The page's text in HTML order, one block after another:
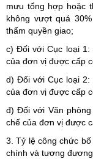
mưu tổng hợp hoặc
không vượt quá
thẩm quyền giao;
c) Đối với Cục loại 1:
của đơn vị được cấp
d) Đối với Cục loại 2:
của đơn vị được cấp
đ) Đối với Văn
chế của đơn vị được
3. Tỷ lệ công chức
chính và tương